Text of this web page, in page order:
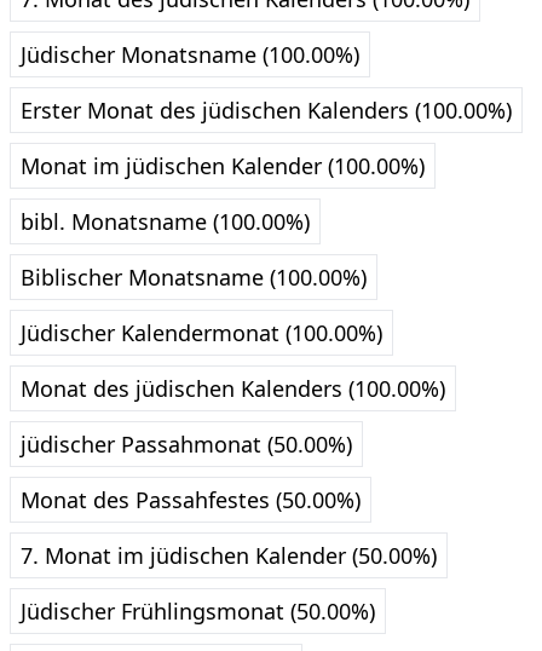
Jüdischer Monatsname (100.00%)
Erster Monat des jüdischen Kalenders (100.00%)
Monat im jüdischen Kalender (100.00%)
bibl. Monatsname (100.00%)
Biblischer Monatsname (100.00%)
Jüdischer Kalendermonat (100.00%)
Monat des jüdischen Kalenders (100.00%)
jüdischer Passahmonat (50.00%)
Monat des Passahfestes (50.00%)
7. Monat im jüdischen Kalender (50.00%)
Jüdischer Frühlingsmonat (50.00%)